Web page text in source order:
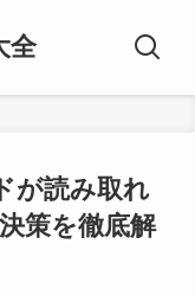
全
が読み取れ
策を徹底解